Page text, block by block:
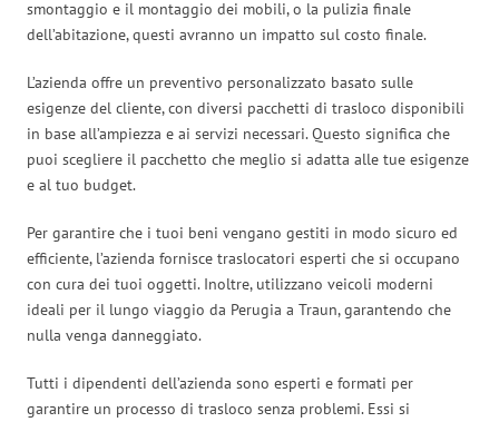
smontaggio e il montaggio dei mobili, o la pulizia finale
dell’abitazione, questi avranno un impatto sul costo finale.
L’azienda offre un preventivo personalizzato basato sulle
esigenze del cliente, con diversi pacchetti di trasloco disponibili
in base all’ampiezza e ai servizi necessari. Questo significa che
puoi scegliere il pacchetto che meglio si adatta alle tue esigenze
e al tuo budget.
Per garantire che i tuoi beni vengano gestiti in modo sicuro ed
efficiente, l’azienda fornisce traslocatori esperti che si occupano
con cura dei tuoi oggetti. Inoltre, utilizzano veicoli moderni
ideali per il lungo viaggio da Perugia a Traun, garantendo che
nulla venga danneggiato.
Tutti i dipendenti dell’azienda sono esperti e formati per
garantire un processo di trasloco senza problemi. Essi si